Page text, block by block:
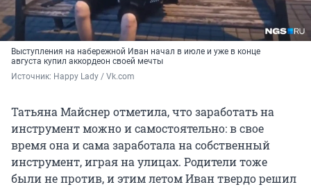
Выступления на набережной Иван начал в июле и уже в конце
августа купил аккордеон своей мечты
Источник: Happy Lady / Vk.com
Татьяна Майснер отметила, что заработать на
инструмент можно и самостоятельно: в свое
время она и сама заработала на собственный
инструмент, играя на улицах. Родители тоже
были не против, и этим летом Иван твердо решил